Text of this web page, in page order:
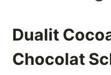
Dualit
Chocolat